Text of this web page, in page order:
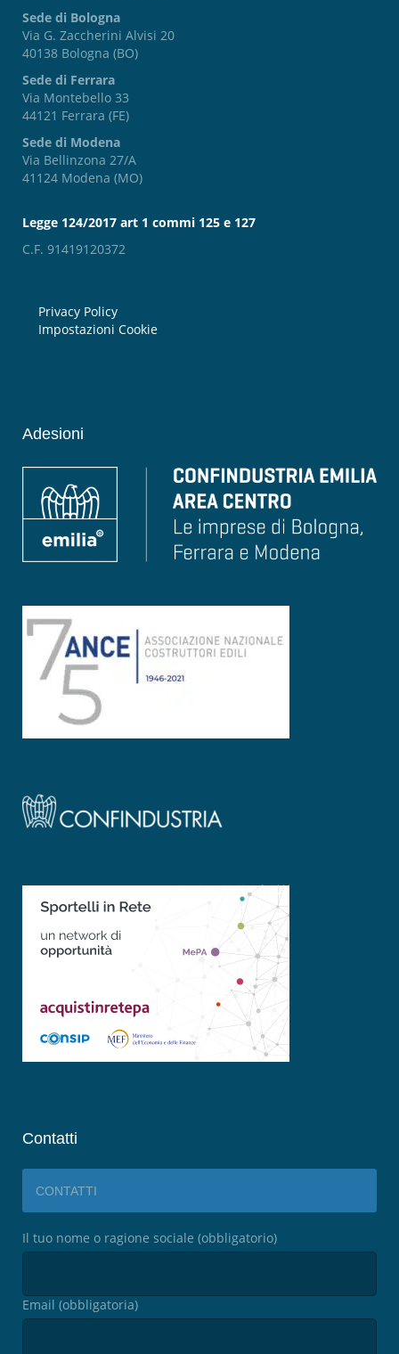
Sede di Bologna
Via G. Zaccherini Alvisi 20
40138 Bologna (BO)
Sede di Ferrara
Via Montebello 33
44121 Ferrara (FE)
Sede di Modena
Via Bellinzona 27/A
41124 Modena (MO)
Legge 124/2017 art 1 commi 125 e 127
C.F. 91419120372
Privacy Policy
Impostazioni Cookie
Adesioni
Contatti
CONTATTI
Il tuo nome o ragione sociale (obbligatorio)
Email (obbligatoria)